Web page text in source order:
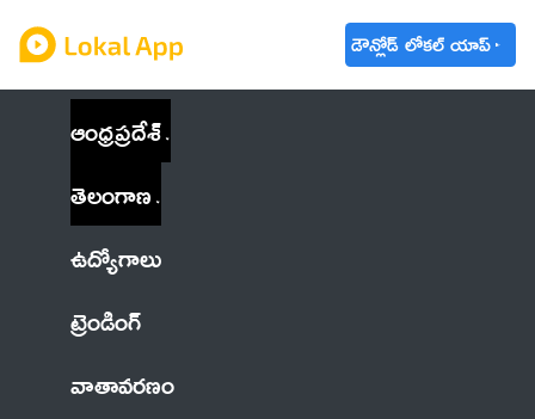
డౌన్లోడ్ లోకల్ యాప్
ఆంధ్రప్రదేశ్
తెలంగాణ
ఉద్యోగాలు
ట్రెండింగ్
వాతావరణం